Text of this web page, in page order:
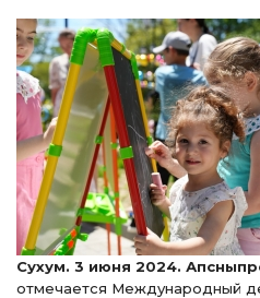
Сухум. 3 июня 2024.
отмечается Международный